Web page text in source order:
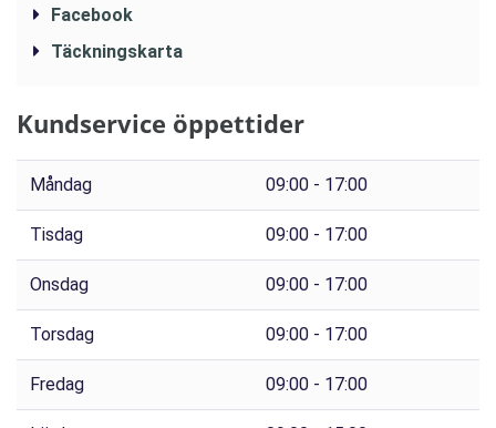
Facebook
Täckningskarta
Kundservice öppettider
Måndag 09:00 - 17:00
Tisdag 09:00 - 17:00
Onsdag 09:00 - 17:00
Torsdag 09:00 - 17:00
Fredag 09:00 - 17:00